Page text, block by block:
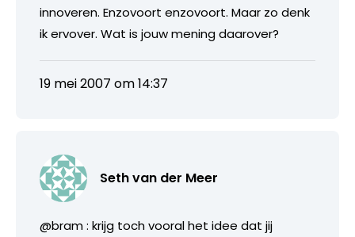
innoveren. Enzovoort enzovoort. Maar zo denk
ik ervover. Wat is jouw mening daarover?
19 mei 2007 om 14:37
Seth van der Meer
@bram : krijg toch vooral het idee dat jij